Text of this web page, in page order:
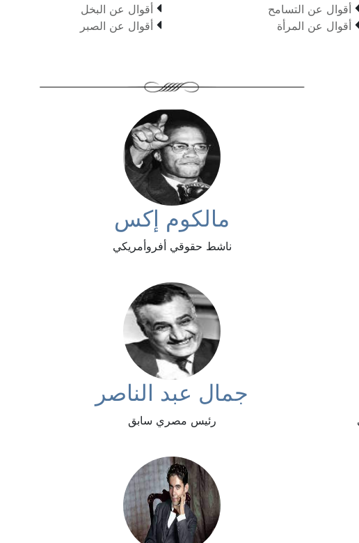
 أقوال عن التسامح
 أقوال عن المرأة
 أقوال عن البخل
 أقوال عن الصبر
مالكوم إكس
ناشط حقوقي أفروأمريكي
جمال عبد الناصر
رئيس مصري سابق